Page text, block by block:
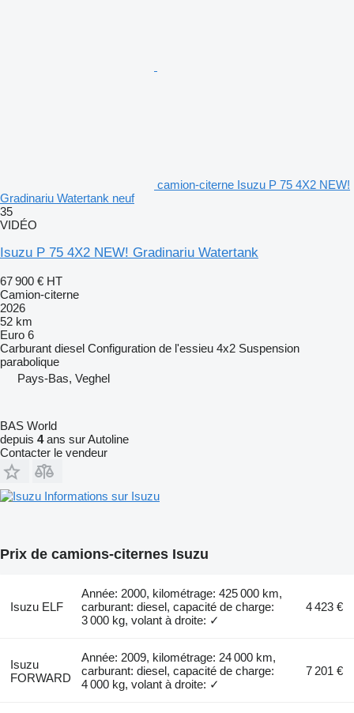
camion-citerne Isuzu P 75 4X2 NEW!
Gradinariu Watertank neuf
35
VIDÉO
Isuzu P 75 4X2 NEW! Gradinariu Watertank
67 900 € HT
Camion-citerne
2026
52 km
Euro 6
Carburant diesel Configuration de l'essieu 4x2 Suspension
parabolique
Pays-Bas, Veghel
BAS World
depuis 4ans sur Autoline
Contacter le vendeur
Informations sur Isuzu
Prix de camions-citernes Isuzu
Isuzu ELF
Année: 2000, kilométrage: 425 000 km,
carburant: diesel, capacité de charge:
3 000 kg, volant à droite: ✓
4 423 €
Isuzu
FORWARD
Année: 2009, kilométrage: 24 000 km,
carburant: diesel, capacité de charge:
4 000 kg, volant à droite: ✓
7 201 €